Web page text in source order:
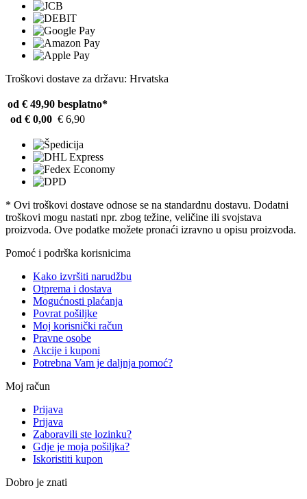
Troškovi dostave za državu: Hrvatska
od € 49,90 besplatno*
od € 0,00 € 6,90
* Ovi troškovi dostave odnose se na standardnu ​​dostavu. Dodatni
troškovi mogu nastati npr. zbog težine, veličine ili svojstava
proizvoda. Ove podatke možete pronaći izravno u opisu proizvoda.
Pomoć i podrška korisnicima
Kako izvršiti narudžbu
Otprema i dostava
Mogućnosti plaćanja
Povrat pošiljke
Moj korisnički račun
Pravne osobe
Akcije i kuponi
Potrebna Vam je daljnja pomoć?
Moj račun
Prijava
Prijava
Zaboravili ste lozinku?
Gdje je moja pošiljka?
Iskoristiti kupon
Dobro je znati